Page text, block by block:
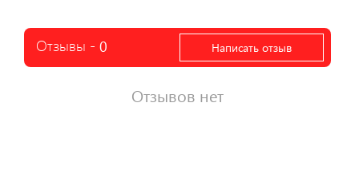
Отзывы - 0 Написать отзыв
Отзывов нет